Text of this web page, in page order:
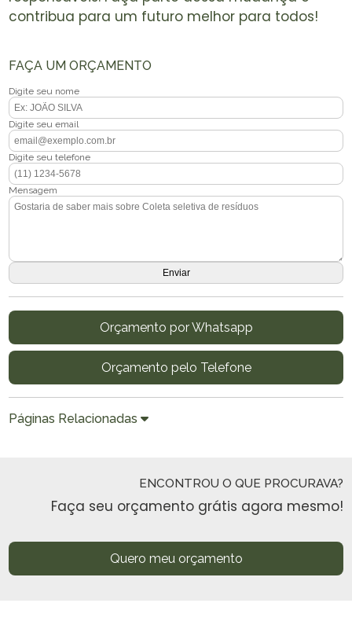
contribua para um futuro melhor para todos!
FAÇA UM ORÇAMENTO
Digite seu nome
Digite seu email
Digite seu telefone
Mensagem
Orçamento por Whatsapp
Orçamento pelo Telefone
Páginas Relacionadas
ENCONTROU O QUE PROCURAVA?
Faça seu orçamento grátis agora mesmo!
Quero meu orçamento